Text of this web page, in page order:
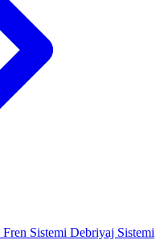
Fren Sistemi Debriyaj Sistemi